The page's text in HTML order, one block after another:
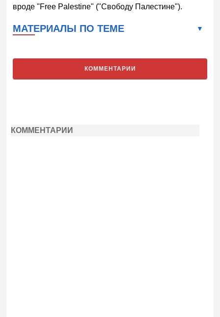
вроде "Free Palestine" ("Свободу Палестине").
МАТЕРИАЛЫ ПО ТЕМЕ
КОММЕНТАРИИ
КОММЕНТАРИИ